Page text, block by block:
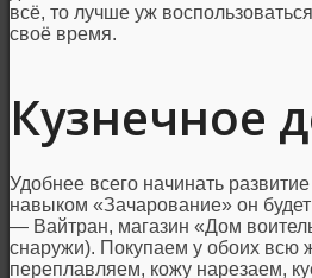
всё, то лучше уж
своё время.
Кузнечное
Удобнее всего начинать
навыком «Зачарование» он
— Вайтран, магазин «Дом
снаружи). Покупаем у обоих всю
переплавляем, кожу нарезаем,